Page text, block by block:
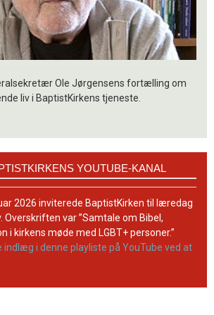
Ole Jørgensens fortælling om
liv i BaptistKirkens tjeneste.
YOUTUBE-KANAL
2026 inviterede BaptistKirken til læredag
Overskriften var ”Samtale om Bibel,
i kirkens møde med LGBT+ personer.”
indlæg i denne playliste på YouTube ved at